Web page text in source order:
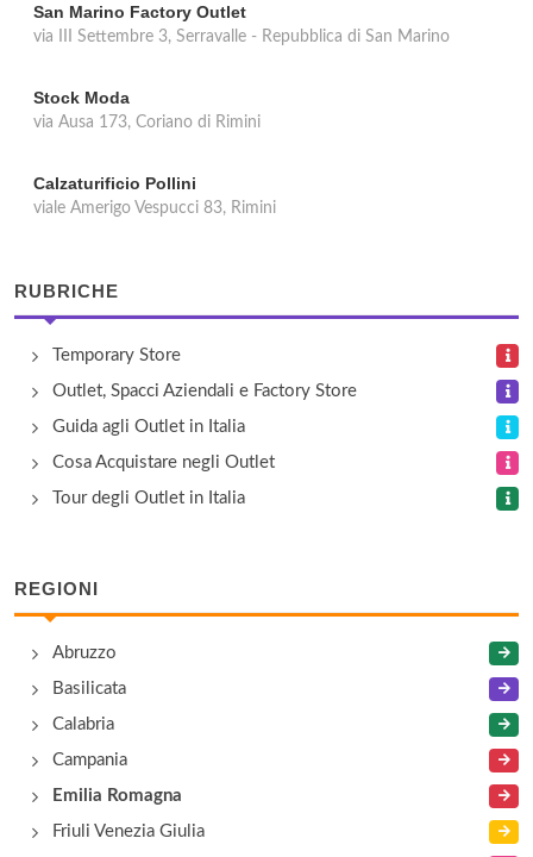
San Marino Factory Outlet
via III Settembre 3, Serravalle - Repubblica di San Marino
Stock Moda
via Ausa 173, Coriano di Rimini
Calzaturificio Pollini
viale Amerigo Vespucci 83, Rimini
RUBRICHE
Temporary Store
Outlet, Spacci Aziendali e Factory Store
Guida agli Outlet in Italia
Cosa Acquistare negli Outlet
Tour degli Outlet in Italia
REGIONI
Abruzzo
Basilicata
Calabria
Campania
Emilia Romagna
Friuli Venezia Giulia